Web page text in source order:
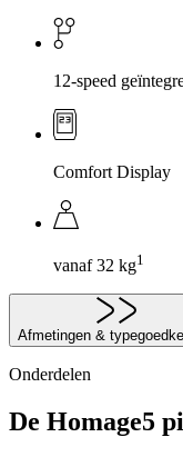
12-speed
Comfort Display
vanaf 32 kg1
Afmetingen &
Onderdelen
De Homage5